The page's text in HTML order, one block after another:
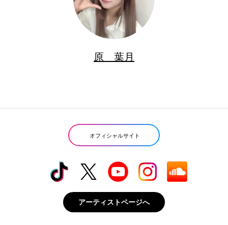
原 葉月
オフィシャルサイト
アーティストページへ